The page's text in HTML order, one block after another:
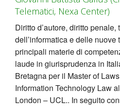
Telematici, Nexa Center)
Diritto d’autore, diritto
dell’informatica e delle
principali materie di
laude in giurisprudenza in
Bretagna per il Master of
Information Technology Law
London – UCL.. In seguito